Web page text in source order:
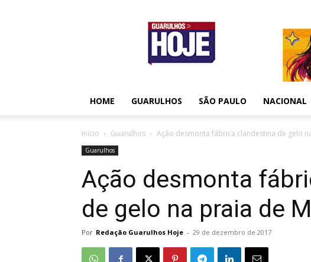
Guarulhos
Hoje
HOME GUARULHOS SÃO PAULO NACIONAL
Início Guarulhos Ação desmonta fábrica clandestina de gelo
Guarulhos
Ação desmonta
de gelo na praia de
Por Redação Guarulhos Hoje - 29 de dezembro de 2017